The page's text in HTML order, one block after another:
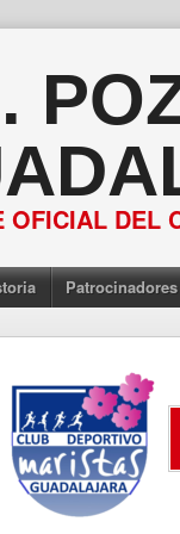
OFICIAL DEL
Patrocinadores